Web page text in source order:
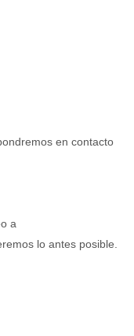
en contacto
a
lo antes posible.